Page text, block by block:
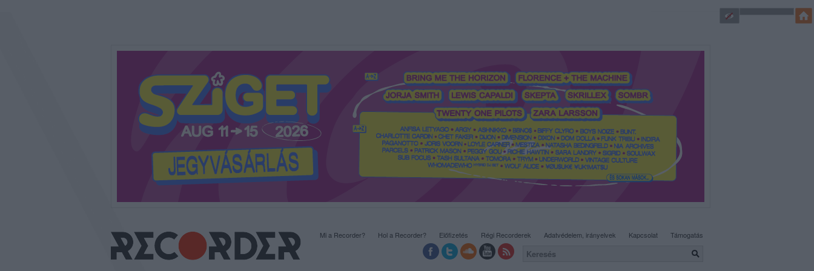
Mi a Recorder? Hol a Recorder? Előfizetés Régi Recorderek Adatvédelem, irányelvek Kapcsolat Támogatás
SÜTI BEÁLLÍTÁSOK MÓDOSÍTÁSA